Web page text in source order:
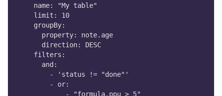
    name: "My table"
    limit: 10
    groupBy:
      property: note.age
      direction: DESC
    filters:
      and:
        - 'status != "done"'
        - or:
            - "formula.ppu > 5"